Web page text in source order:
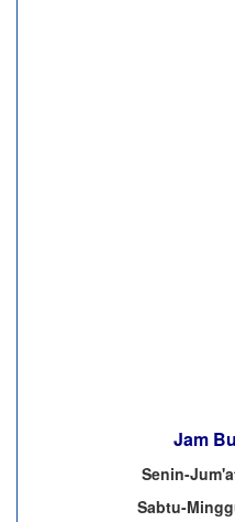
Jam
Senin-
Sabtu-